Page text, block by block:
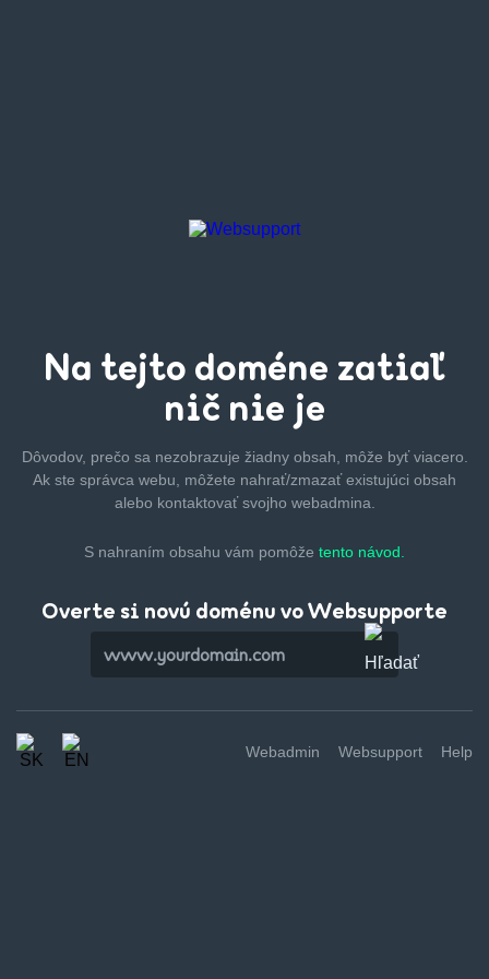
Na tejto doméne zatiaľ
nič nie je
Dôvodov, prečo sa nezobrazuje žiadny obsah, môže byťviacero.
Ak ste správca webu, môžete nahrať/zmazaťexistujúci obsah
alebo kontaktovať svojho webadmina.
S nahraním obsahu vám pomôže tento návod.
Overte si novú doménu vo Websupporte
Webadmin Websupport Help